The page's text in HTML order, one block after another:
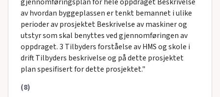
av hvordan byggeplassen er tenkt bemannet i ulike
perioder av prosjektet Beskrivelse av maskiner og
utstyr som skal benyttes ved gjennomføringen av
oppdraget. 3 Tilbyders forståelse av HMS og skole i
drift Tilbyders beskrivelse og på dette prosjektet
plan spesifisert for dette prosjektet."
(8)